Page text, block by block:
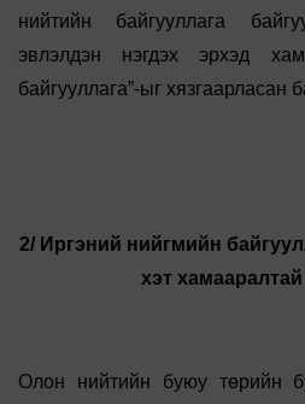
нийтийн байгууллага
эвлэлдэн нэгдэх эрхэд
байгууллага”-ыг хязгаарласан
2/ Иргэний нийгмийн
хэт
Олон нийтийн буюу төрийн